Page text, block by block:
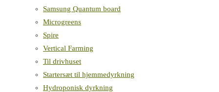
Samsung Quantum board
Microgreens
Spire
Vertical Farming
Til drivhuset
Startersæt til hjemmedyrkning
Hydroponisk dyrkning